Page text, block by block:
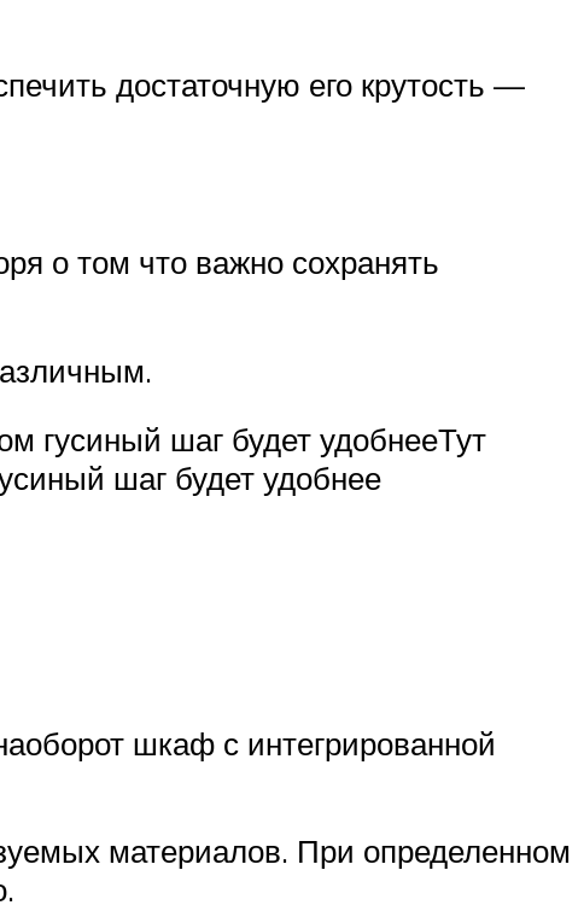
достаточную его крутость —
о том что важно сохранять
гусиный шаг будет удобнееТут
шаг будет удобнее
шкаф с интегрированной
материалов. При определенном